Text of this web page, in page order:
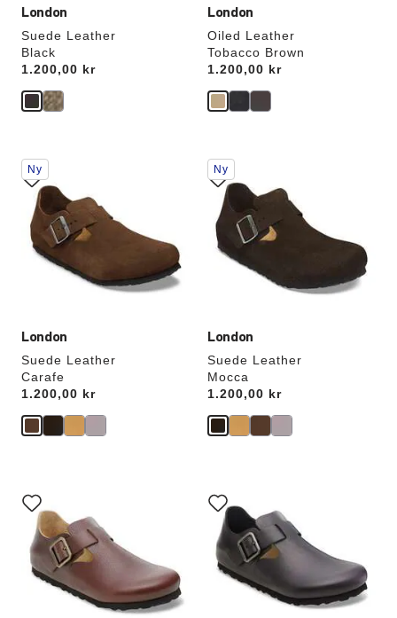
London
Suede Leather
Black
Price:
1.200,00 kr
London
Oiled Leather
Tobacco Brown
Price:
1.200,00 kr
London
Suede Leather
Carafe
Price:
1.200,00 kr
Interaktion
med
prøvefarver
opdatere
produktbilledet
Ny
London
Suede Leather
Mocca
Price:
1.200,00 kr
Interaktion
med
prøvefarver
opdatere
produktbilledet
Ny
med
prøvefarver
opdatere
produktbilledet
med
prøvefarver
opdatere
produktbilledet